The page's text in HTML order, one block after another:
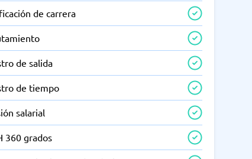
de carrera
de salida
de tiempo
salarial
360 grados